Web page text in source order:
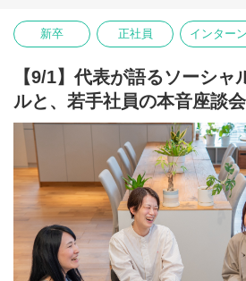
ビジネスとして社会課題に挑む代表や、
社員のリアルなストーリーは、みなさん
自分らしいキャリア、そして社会を良く
を、ぜひこのイベントで見つけてくださ
【開催日時】
7月21日（火）16:00-17:30
【参加方法】
オンライン（zoom）
※詳細は、お申し込みいただいた方にメ
ます！
【服装】
自由（ぜひ私服でご参加ください！）
新卒 正社員 インター
【9/1】代表が語るソーシャ
ルと、若手社員の本音座談会